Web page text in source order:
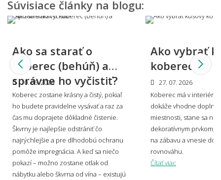
Aký metrážny koberec vybrať, keď mám
domácich miláčikov?
Môžem vidieť, ako by metrážny koberec
vyzeral u mňa doma?
Súvisiace články na blogu:
Ako sa starať o
koberec (behúň) a
správne ho vyčistiť?
10. 06. 2026
Koberec zostane krásny a čistý, pokiaľ
ho budete pravidelne vysávať a raz za
čas mu doprajete dôkladné čistenie.
Škvrny je najlepšie odstrániť čo
najrýchlejšie a pre dlhodobú ochranu
pomôže impregnácia. A keď sa niečo
pokazí – možno zostane otlak od
nábytku alebo škvrna od vína – existujú
Ako vybrať
koberec?
27. 07. 2026
Koberec má v interiéri
dokáže vhodne doplniť
miestnosti, stane sa
dekoratívnym prvkom,
na zábavu a vnesie do
rovnováhu.
Čítať viac